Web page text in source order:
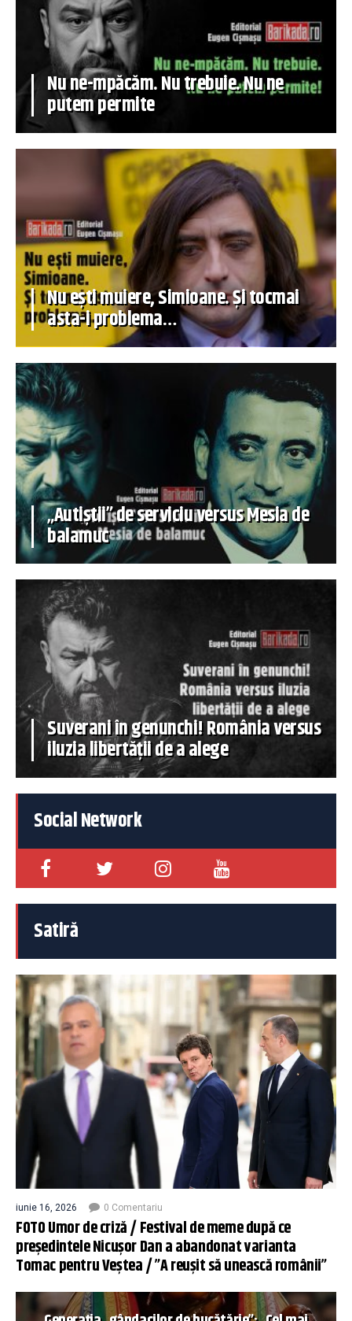
Nu ne-mpăcăm. Nu trebuie. Nu ne
putem permite
Nu ești muiere, Simioane. Și tocmai
asta-i problema…
„Autiștii” de serviciu versus Mesia de
balamuc
Suverani în genunchi! România versus
iluzia libertății de a alege
Social Network
Satiră
iunie 16, 2026 0 Comentariu
FOTO Umor de criză / Festival de meme după ce
președintele Nicușor Dan a abandonat varianta
Tomac pentru Veștea / ”A reușit să unească românii”